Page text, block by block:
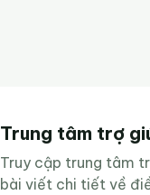
Trung tâm trợ
Truy cập trung tâm
bài viết chi tiết về